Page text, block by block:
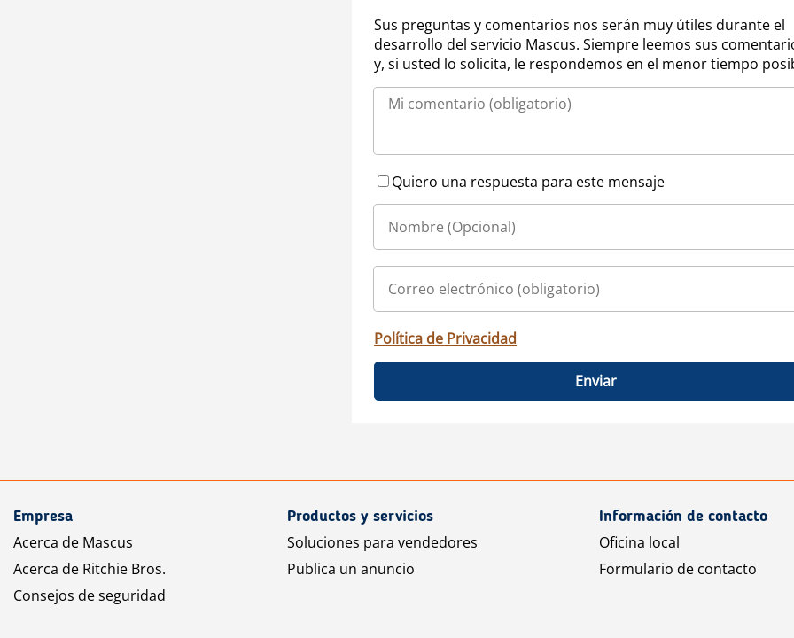
Sus preguntas y comentarios nos serán muy útiles durante el
desarrollo del servicio Mascus. Siempre leemos sus
y, si usted lo solicita, le respondemos en el menor tiempo
Quiero una respuesta para este mensaje
Política de Privacidad
Enviar
Empresa
Acerca de Mascus
Acerca de Ritchie Bros.
Consejos de seguridad
Productos y servicios
Soluciones para vendedores
Publica un anuncio
Información de contacto
Oficina local
Formulario de contacto